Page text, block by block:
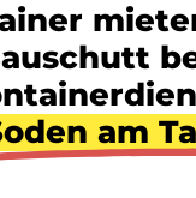
am